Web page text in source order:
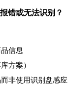
错或无法识别？
信息
方案）
非使用识别盘感应